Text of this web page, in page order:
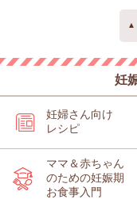
妊
妊婦さん向け
レシピ
ママ＆赤ちゃん
のための妊娠期
お食事入門